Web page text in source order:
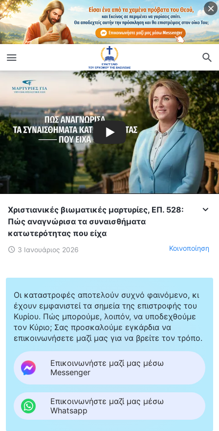
Χριστιανικές βιωματικές μαρτυρίες, ΕΠ. 528:
Πώς αναγνώρισα τα συναισθήματα
κατωτερότητας που είχα
3 Ιανουάριος 2026 Κοινοποίηση
Οι καταστροφές αποτελούν συχνό φαινόμενο, κι
έχουν εμφανιστεί τα σημεία της επιστροφής του
Κυρίου. Πώς μπορούμε, λοιπόν, να υποδεχθούμε
τον Κύριο; Σας προσκαλούμε εγκάρδια να
επικοινωνήσετε μαζί μας για να βρείτε τον τρόπο.
Επικοινωνήστε μαζί μας μέσω
Messenger
Επικοινωνήστε μαζί μας μέσω
Whatsapp